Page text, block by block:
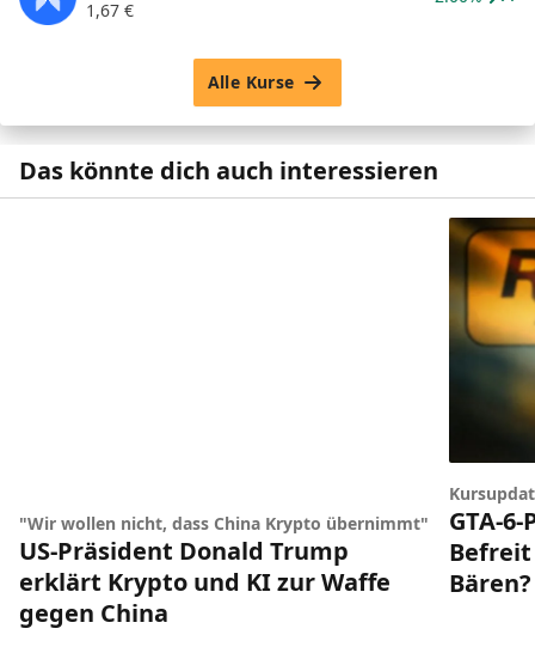
1,67 €
Alle Kurse
Das könnte dich auch interessieren
"Wir wollen nicht, dass China Krypto übernimmt"
US-Präsident Donald Trump
erklärt Krypto und KI zur Waffe
gegen China
GTA-
Befreit
Bären?